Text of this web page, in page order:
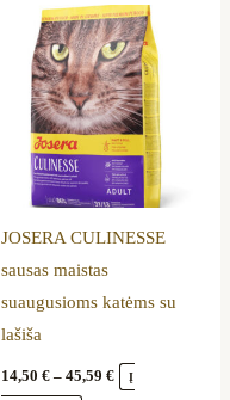
JOSERA CULINESSE
sausas maistas
suaugusioms katėms su
lašiša
14,50 € – 45,59 €
through
45,59 €
Į
has
multiple
variants.
The
options
may
be
chosen
on
the
page